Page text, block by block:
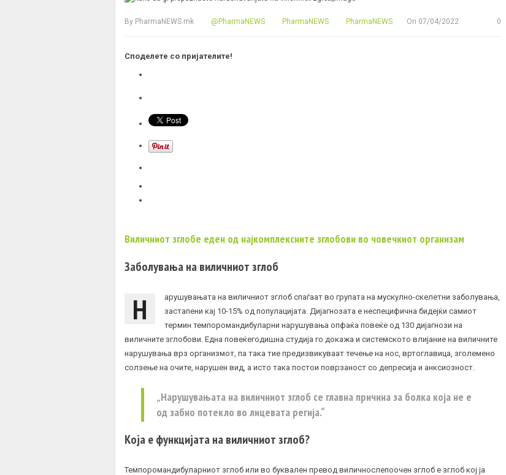
By PharmaNEWS.mk @PharmaNEWS PharmaNEWS PharmaNEWS On 07/04/2022 0
Споделете со пријателите!
Виличниот зглобе еден од најкомплексните зглобови во човечкиот организам
Заболувања на виличниот зглоб
Н
арушувањата на виличниот зглоб спаѓаат во групата на мускулно-скелетни заболувања,
застапени кај 10-15% од популацијата. Дијагнозата е неспецифична бидејќи самиот
термин темпоромандибуларни нарушувања опфаќа повеќе од 130 дијагнози на
виличните зглобови. Една повеќегодишна студија го докажа и системското влијание на виличните
нарушувања врз организмот, па така тие предизвикуваат течење на нос, вртоглавица, зголемено
солзење на очите, нарушен вид, а исто така постои поврзаност со депресија и анксиозност
„Нарушувањата на виличниот зглоб се главна причина за болка која не е
од забно потекло во лицевата регија.“
Која е функцијата на виличниот зглоб?
Темпоромандибуларниот зглоб или во буквален превод виличнослепоочен зглоб е зглоб кој ја